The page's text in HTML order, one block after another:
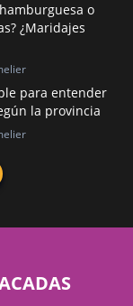
o
¿Maridajes
para entender
la provincia